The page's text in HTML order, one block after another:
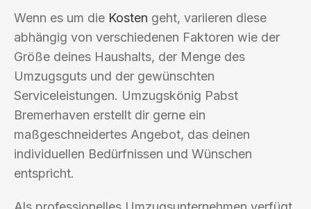
Wenn es um die Kosten geht, variieren diese
abhängig von verschiedenen Faktoren wie der
Größe deines Haushalts, der Menge des
Umzugsguts und der gewünschten
Serviceleistungen. Umzugskönig Pabst
Bremerhaven erstellt dir gerne ein
maßgeschneidertes Angebot, das deinen
individuellen Bedürfnissen und Wünschen
entspricht.